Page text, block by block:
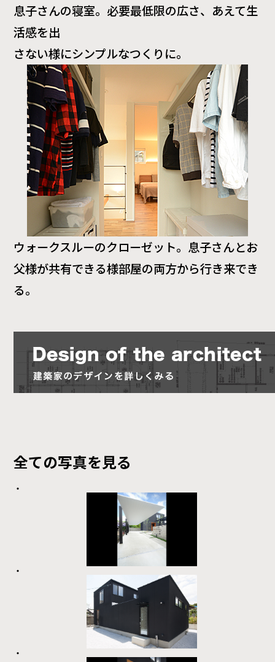
息子さんの寝室。必要最低限の広さ、あえて生
活感を出
さない様にシンプルなつくりに。
ウォークスルーのクローゼット。息子さんとお
父様が共有できる様部屋の両方から行き来でき
る。
全ての写真を見る